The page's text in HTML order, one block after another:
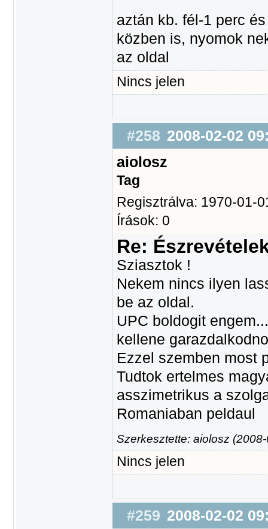
aztán kb. fél-1 perc
közben is, nyomok
az oldal
Nincs jelen
#258 2008-02-02
aiolosz
Tag
Regisztrálva: 1970-01-
Írások: 0
Re:
Sziasztok !
Nekem nincs ilyen
be az oldal.
UPC boldogit
kellene
Ezzel szemben most
Tudtok ertelmes
asszimetrikus a
Romaniaban peldaul
Szerkesztette: aiolosz
Nincs jelen
#259 2008-02-02